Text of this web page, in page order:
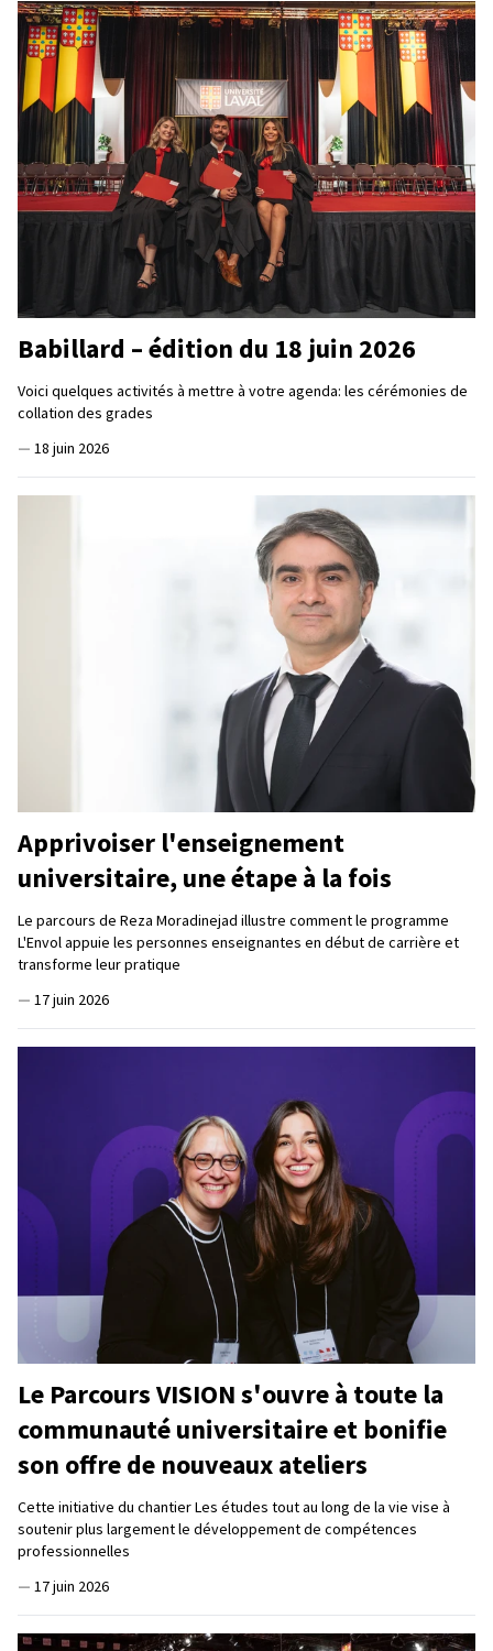
Babillard – édition du 18 juin 2026
Voici quelques activités à mettre à votre agenda: les cérémonies de
collation des grades
— 18 juin 2026
Apprivoiser l'enseignement
universitaire, une étape à la fois
Le parcours de Reza Moradinejad illustre comment le programme
L'Envol appuie les personnes enseignantes en début de carrière et
transforme leur pratique
— 17 juin 2026
Le Parcours VISION s'ouvre à toute la
communauté universitaire et bonifie
son offre de nouveaux ateliers
Cette initiative du chantier Les études tout au long de la vie vise à
soutenir plus largement le développement de compétences
professionnelles
— 17 juin 2026